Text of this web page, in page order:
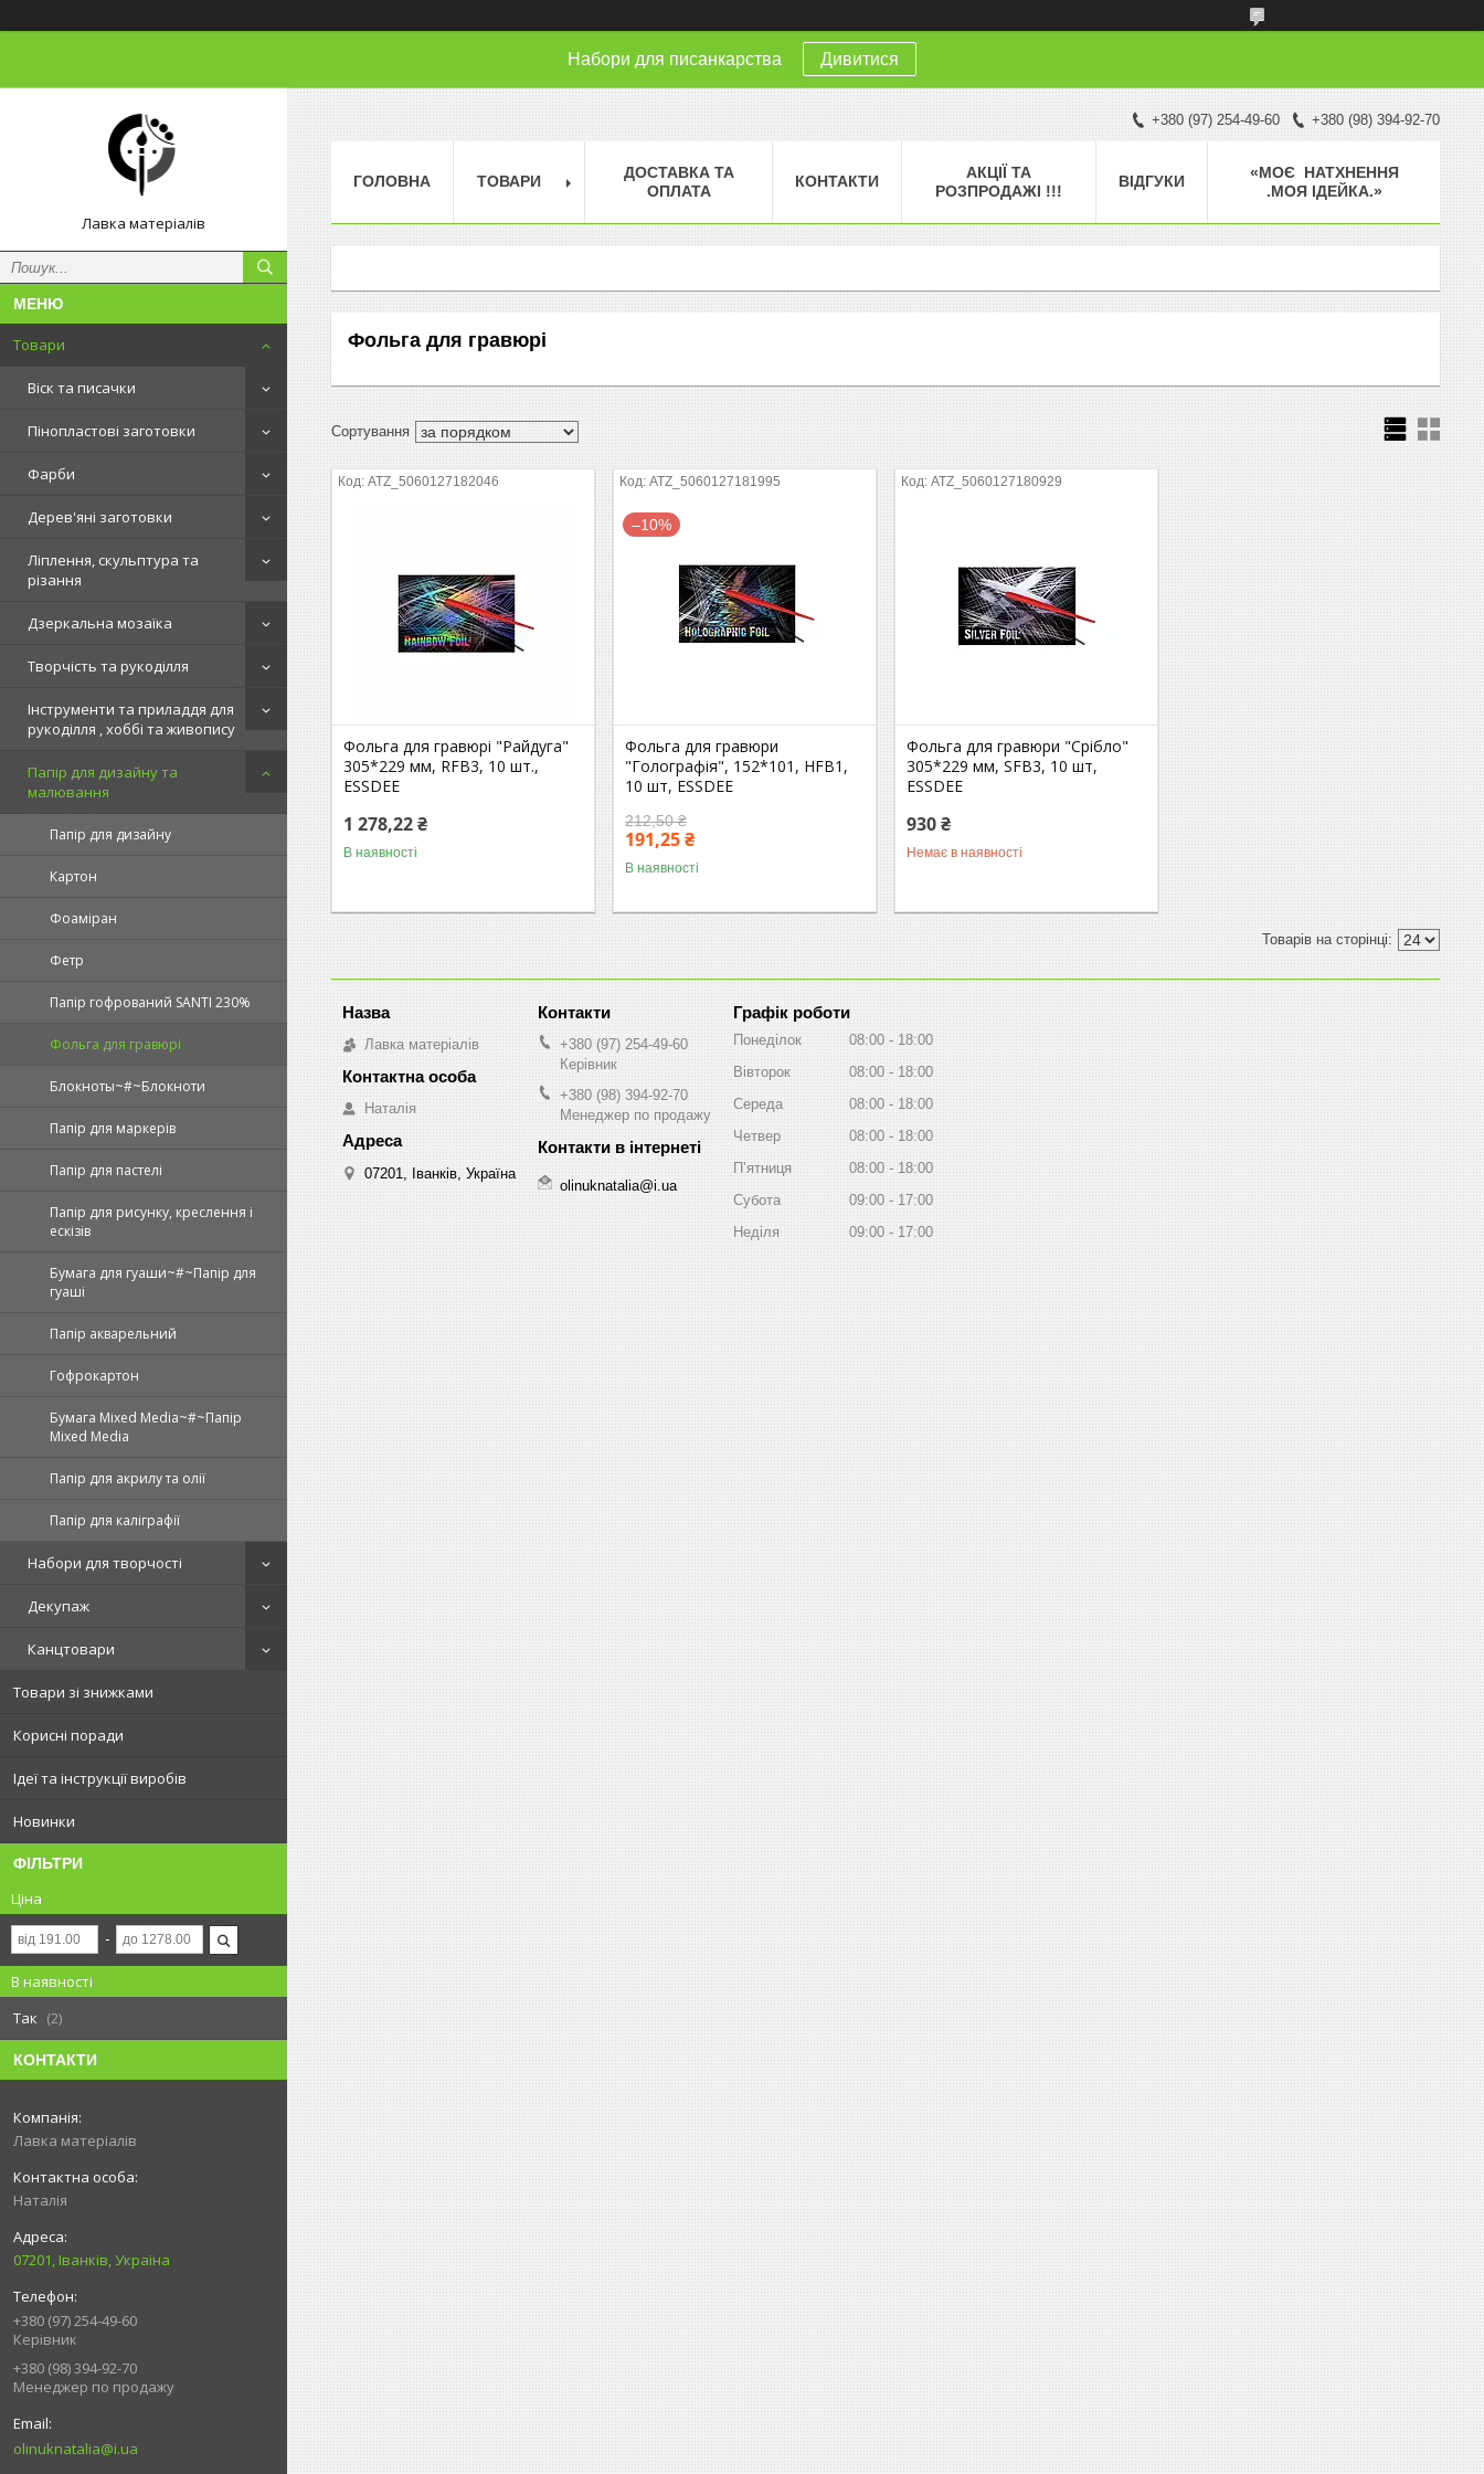
Набори для писанкарства Дивитися
Лавка матеріалів
Товари
Віск та писачки
Пінопластові заготовки
Фарби
Дерев'яні заготовки
Ліплення, скульптура та
різання
Дзеркальна мозаїка
Творчість та рукоділля
Інструменти та приладдя для
рукоділля , хоббі та живопису
Папір для дизайну та
малювання
Папір для дизайну
Картон
Фоаміран
Фетр
Папір гофрований SANTI 230%
Фольга для гравюрі
Блокноты~#~Блокноти
Папір для маркерів
Папір для пастелі
Папір для рисунку, креслення і
ескізів
Бумага для гуаши~#~Папір для
гуаші
Папір акварельний
Гофрокартон
Бумага Mixed Media~#~Папір
Mixed Media
Папір для акрилу та олії
Папір для каліграфії
Набори для творчості
Декупаж
Канцтовари
Товари зі знижками
Корисні поради
Ідеї та інструкції виробів
Новинки
ФІЛЬТРИ
Ціна
В наявності
Так
2
КОНТАКТИ
Лавка матеріалів
Наталія
07201, Іванків, Україна
+380 (97) 254-49-60
Керівник
+380 (98) 394-92-70
Менеджер по продажу
olinuknatalia@i.ua
+380 (97) 254-49-60 +380 (98) 394-92-70
ГОЛОВНА ТОВАРИ
ДОСТАВКА ТА
ОПЛАТА
КОНТАКТИ
АКЦІЇ ТА
РОЗПРОДАЖІ !!!
ВІДГУКИ
«МОЄ НАТХНЕННЯ
.МОЯ ІДЕЙКА.»
Фольга для гравюрі
ATZ_5060127182046
Фольга для гравюрі "Райдуга"
305*229 мм, RFB3, 10 шт.,
ESSDEE
1 278,22 ₴
В наявності
ATZ_5060127181995
–10%
Фольга для гравюри
"Голографія", 152*101, HFB1,
10 шт, ESSDEE
212,50 ₴
191,25 ₴
В наявності
ATZ_5060127180929
Фольга для гравюри "Срібло"
305*229 мм, SFB3, 10 шт,
ESSDEE
930 ₴
Немає в наявності
Лавка матеріалів
Наталія
07201, Іванків, Україна
+380 (97) 254-49-60
Керівник
+380 (98) 394-92-70
Менеджер по продажу
olinuknatalia@i.ua
Графік роботи
Понеділок 08:00
18:00
Вівторок
08:00
18:00
Середа
08:00
18:00
Четвер
08:00
18:00
Пʼятниця
08:00
18:00
Субота
09:00
17:00
Неділя
09:00 17:00